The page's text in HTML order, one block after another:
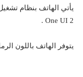
One UI 2 .
يتوفر الهاتف باللون